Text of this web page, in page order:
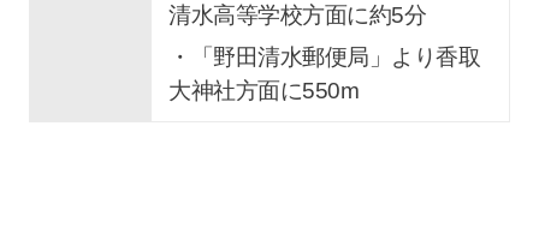
清水高等学校方面に約5分
・「野田清水郵便局」より香取
大神社方面に550m